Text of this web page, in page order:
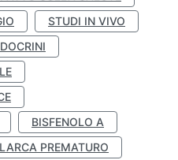
STUDI IN VIVO
BISFENOLO A
PREMATURO